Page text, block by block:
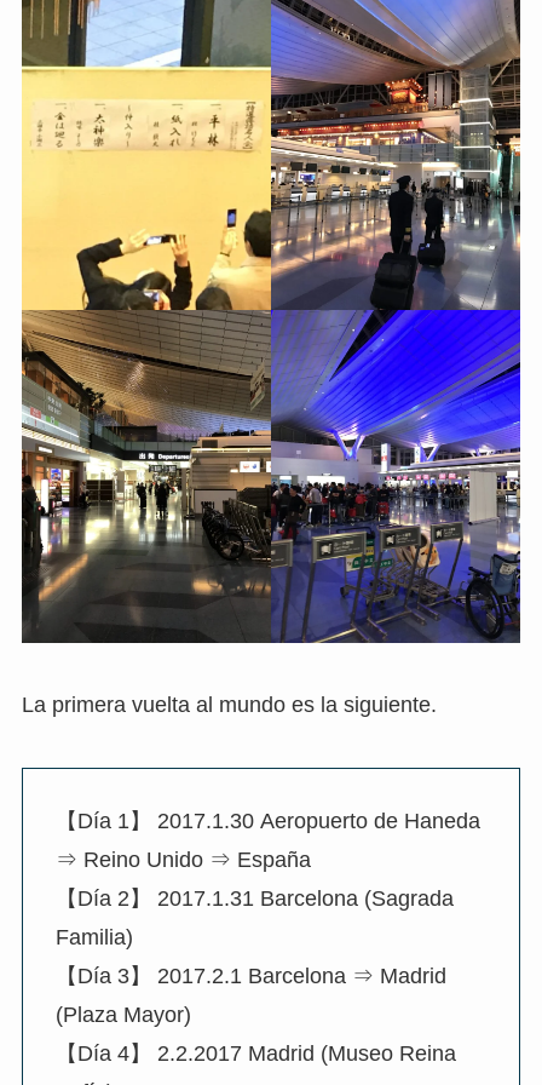
La primera vuelta al mundo es la siguiente.
【Día 1】 2017.1.30 Aeropuerto de Haneda
⇒ Reino Unido ⇒ España
【Día 2】 2017.1.31 Barcelona (Sagrada
Familia)
【Día 3】 2017.2.1 Barcelona ⇒ Madrid
(Plaza Mayor)
【Día 4】 2.2.2017 Madrid (Museo Reina